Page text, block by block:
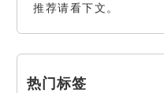
推荐请看下文。
热门标签